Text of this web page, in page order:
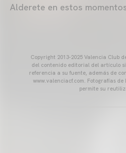
Alderete en estos
Copyright 2013-2025 Valencia Club
del contenido editorial del artículo
referencia a su fuente, además de
www.valenciacf.com. Fotografías de
permite su